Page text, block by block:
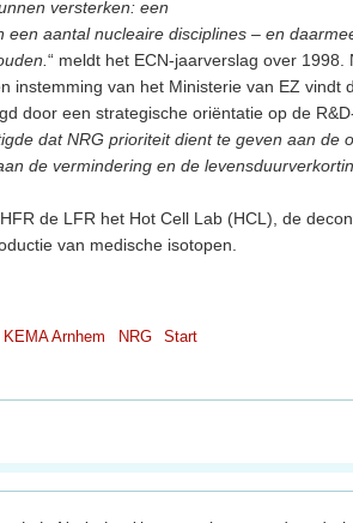
versterken: een
aantal nucleaire disciplines – en
“ meldt het ECN-jaarverslag over 1998.
instemming van het Ministerie van EZ vindt
door een strategische oriëntatie op de
dat NRG prioriteit dient te geven aan de
de vermindering en de
de LFR het Hot Cell Lab (HCL), de
van medische isotopen.
KEMA Arnhem NRG Start